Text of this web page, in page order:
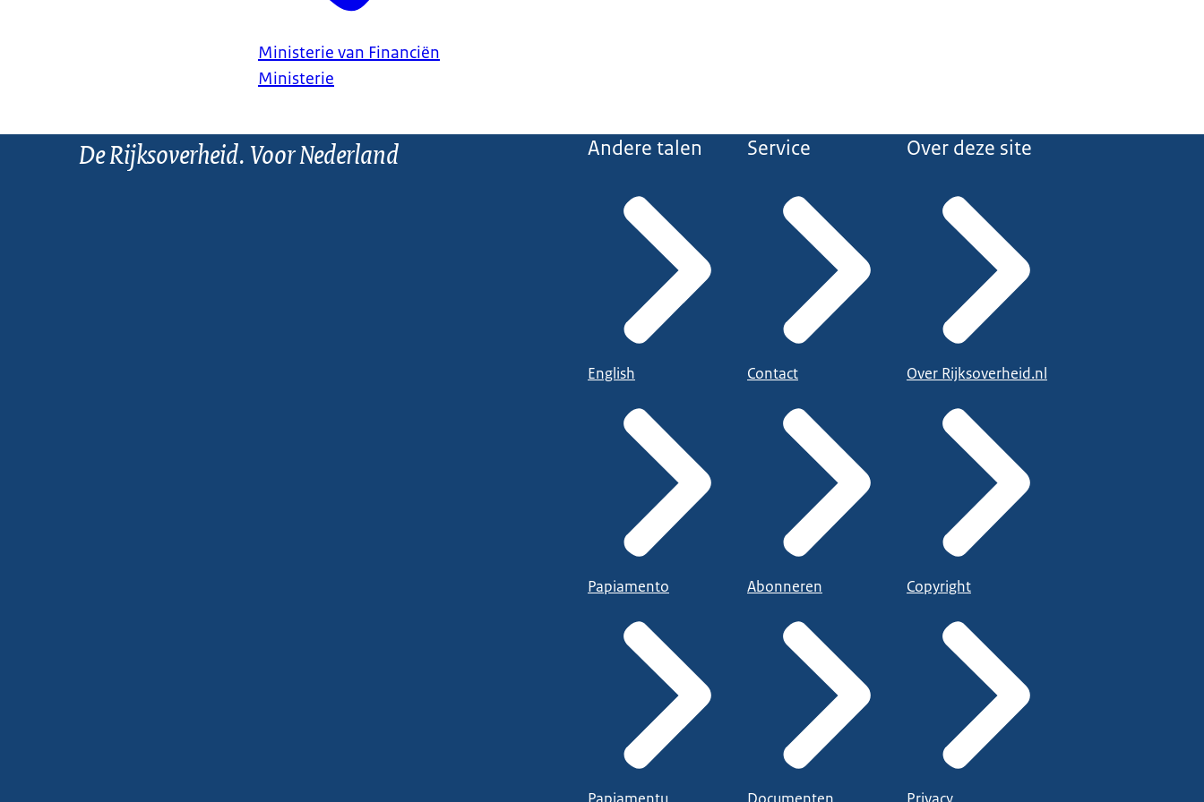
Ministerie van Financiën
Ministerie
De Rijksoverheid. Voor Nederland Andere talen
English
Papiamento
Service
Contact
Abonneren
Over deze site
Over Rijksoverheid.nl
Copyright